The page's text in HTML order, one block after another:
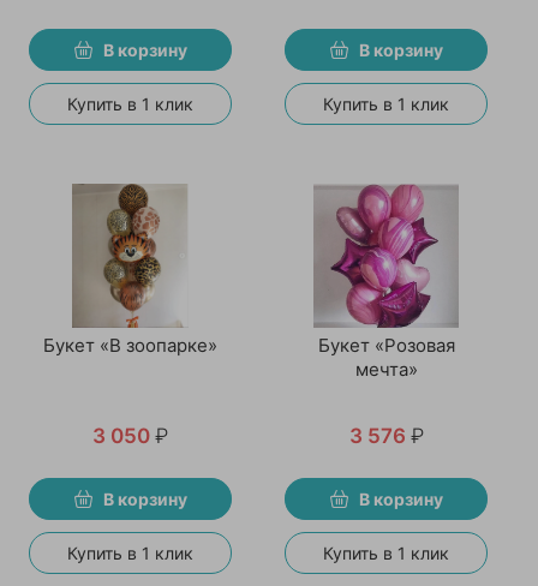
В корзину
Купить в 1 клик
В корзину
Купить в 1 клик
Букет «В зоопарке»
3 050 ₽
В корзину
Купить в 1 клик
Букет «Розовая
мечта»
3 576 ₽
В корзину
Купить в 1 клик